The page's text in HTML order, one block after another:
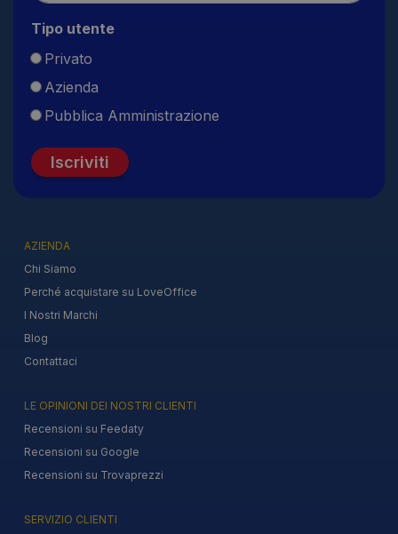
Tipo utente
Privato
Azienda
Pubblica Amministrazione
Iscriviti
AZIENDA
Chi Siamo
Perché acquistare su LoveOffice
I Nostri Marchi
Blog
Contattaci
LE OPINIONI DEI NOSTRI CLIENTI
Recensioni su Feedaty
Recensioni su Google
Recensioni su Trovaprezzi
SERVIZIO CLIENTI